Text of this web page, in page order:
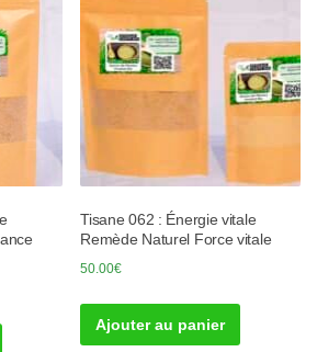
Tisane 062 : Énergie vitale
Remède Naturel Force vitale
50.00€
Ajouter au panier